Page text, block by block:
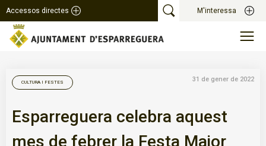
Accessos directes M'interessa
CULTURA I FESTES 31 de gener de 2022
Esparreguera celebra aquest
mes de febrer la Festa Major